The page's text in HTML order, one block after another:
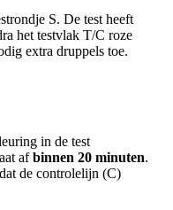
S. De test heeft
het testvlak T/C roze
extra druppels toe.
in de test
afbinnen 20 minuten.
de controlelijn (C)